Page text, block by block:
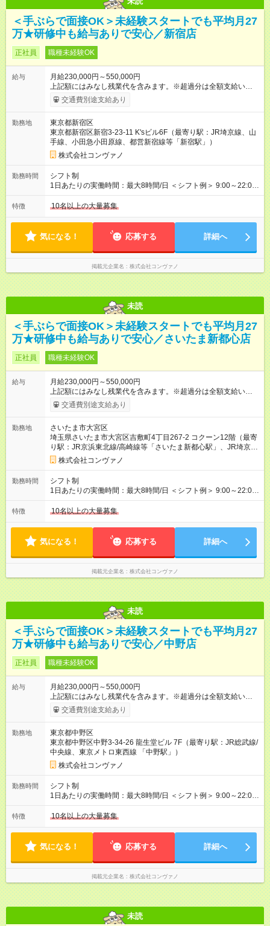
＜手ぶらで面接OK＞未経験スタートでも平均月27
万★研修中も給与ありで安心／新宿店
正社員 職種未経験OK
給与
月給230,000円～550,000円
上記額にはみなし残業代を含みます。※超過分は全額支給いたし
ます。 みなし残業代 8,940円／月 みなし残業時間 5.5時間／月
上記には、月5.5時間分のみなし残業代(8，940円)を含む。超過
円～ （期間中は契約社員） ※社内基準を満たした場合は、その
後正規登用可 【年収例】 ◆エリアマネージャー 月給25万円＋役
職手当3万円＋インセン14万5，781円＝42万5，781円 ◆店長
月給 25万円＋役職手当1万円＋インセン8万2，547円＝34万2，
547円 ◆社員(役職なし) 月給23万円＋インセン1万4701円＝24
万4，701円 ＜別途支給手当＞ ・インセンティブ：月10万円以
上も可能！ ・賞与：年2回(6月/12月)※業績による ・交通費：月
たり) ・回数：随時 ・反映時期：次月の給与から ・評価手法：
社内評価に基づく ※あなたの頑張りをしっかり評価します！で
きることが増えるほどお給料に反映される環境です。 【試用期
間】試用期間あり 試用期間の長さ：6ヶ月 ※ 雇用形態と給与
に、本採用時と異なる部分があります。 雇用形態：中途採用
（契約社員） 給与：月給 220,000円以上 上記額にはみなし残業
代 8,552円／月 みなし残業時間 5.5時間／月
交通費別途支給あり
勤務地
東京都新宿区
東京都新宿区新宿3-23-11 K'sビル6F（最寄り駅：JR埼京線、山
手線、小田急小田原線、都営新宿線等「新宿駅」）
株式会社コンヴァノ
勤務時間
シフト制
1日あたりの実働時間：最大8時間/日 ＜シフト例＞ 9:00～22:00
でのシフト制（実働8時間／休憩60分） ※残業時間は月平均で
10時間程度 ※営業時間は【平日】11：00～22：00、【土日祝】
ます。
特徴 10名以上の大量募集
気になる！ 応募する 詳細へ
掲載元企業名 株式会社コンヴァノ
未読
＜手ぶらで面接OK＞未経験スタートでも平均月27
万★研修中も給与ありで安心／さいたま新都心店
正社員 職種未経験OK
給与
月給230,000円～550,000円
上記額にはみなし残業代を含みます。※超過分は全額支給いたし
ます。 みなし残業代 8,940円／月 みなし残業時間 5.5時間／月
上記には、月5.5時間分のみなし残業代(8，940円)を含む。超過
円～ （期間中は契約社員） ※社内基準を満たした場合は、その
後正規登用可 【年収例】 ◆エリアマネージャー 月給25万円＋役
職手当3万円＋インセン14万5，781円＝42万5，781円 ◆店長
月給 25万円＋役職手当1万円＋インセン8万2，547円＝34万2，
547円 ◆社員(役職なし) 月給23万円＋インセン1万4701円＝24
万4，701円 ＜別途支給手当＞ ・インセンティブ：月10万円以
上も可能！ ・賞与：年2回(6月/12月)※業績による ・交通費：月
たり) ・回数：随時 ・反映時期：次月の給与から ・評価手法：
社内評価に基づく ※あなたの頑張りをしっかり評価します！で
きることが増えるほどお給料に反映される環境です。 【試用期
間】試用期間あり 試用期間の長さ：6ヶ月 ※ 雇用形態と給与
に、本採用時と異なる部分があります。 雇用形態：中途採用
（契約社員） 給与：月給 220,000円以上 上記額にはみなし残業
代 8,552円／月 みなし残業時間 5.5時間／月
交通費別途支給あり
勤務地
さいたま市大宮区
埼玉県さいたま市大宮区吉敷町4丁目267-2 コクーン12階（最寄
り駅：JR京浜東北線/高崎線等「さいたま新都心駅」、JR埼京線
「北与野駅」）
株式会社コンヴァノ
勤務時間
シフト制
1日あたりの実働時間：最大8時間/日 ＜シフト例＞ 9:00～22:00
でのシフト制（実働8時間／休憩60分） ※残業時間は月平均で
10時間程度 ※営業時間は【平日】11：00～22：00、【土日祝】
ます。
特徴 10名以上の大量募集
気になる！ 応募する 詳細へ
掲載元企業名 株式会社コンヴァノ
未読
＜手ぶらで面接OK＞未経験スタートでも平均月27
万★研修中も給与ありで安心／中野店
正社員 職種未経験OK
給与
月給230,000円～550,000円
上記額にはみなし残業代を含みます。※超過分は全額支給いたし
ます。 みなし残業代 8,940円／月 みなし残業時間 5.5時間／月
上記には、月5.5時間分のみなし残業代(8，940円)を含む。超過
円～ （期間中は契約社員） ※社内基準を満たした場合は、その
後正規登用可 【年収例】 ◆エリアマネージャー 月給25万円＋役
職手当3万円＋インセン14万5，781円＝42万5，781円 ◆店長
月給 25万円＋役職手当1万円＋インセン8万2，547円＝34万2，
547円 ◆社員(役職なし) 月給23万円＋インセン1万4701円＝24
万4，701円 ＜別途支給手当＞ ・インセンティブ：月10万円以
上も可能！ ・賞与：年2回(6月/12月)※業績による ・交通費：月
たり) ・回数：随時 ・反映時期：次月の給与から ・評価手法：
社内評価に基づく ※あなたの頑張りをしっかり評価します！で
きることが増えるほどお給料に反映される環境です。 【試用期
間】試用期間あり 試用期間の長さ：6ヶ月 ※ 雇用形態と給与
に、本採用時と異なる部分があります。 雇用形態：中途採用
（契約社員） 給与：月給 220,000円以上 上記額にはみなし残業
代 8,552円／月 みなし残業時間 5.5時間／月
交通費別途支給あり
勤務地
東京都中野区
東京都中野区中野3-34-26 龍生堂ビル 7F（最寄り駅：JR総武線/
中央線、東京メトロ東西線 「中野駅」）
株式会社コンヴァノ
勤務時間
シフト制
1日あたりの実働時間：最大8時間/日 ＜シフト例＞ 9:00～22:00
でのシフト制（実働8時間／休憩60分） ※残業時間は月平均で
10時間程度 ※営業時間は【平日】11：00～22：00、【土日祝】
ます。
特徴 10名以上の大量募集
気になる！ 応募する 詳細へ
掲載元企業名 株式会社コンヴァノ
未読